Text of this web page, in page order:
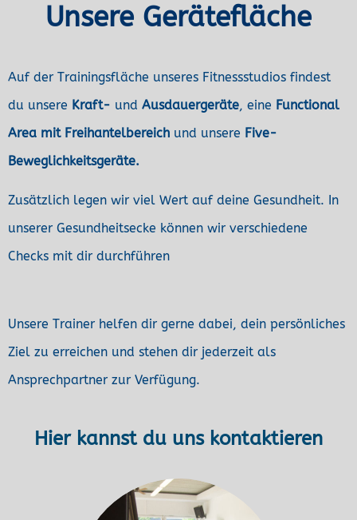
Unsere Gerätefläche
Auf der Trainingsfläche unseres Fitnessstudios findest
du unsere Kraft- und Ausdauergeräte, eine Functional
Area mit Freihantelbereich und unsere Five-
Beweglichkeitsgeräte.
Zusätzlich legen wir viel Wert auf deine Gesundheit. In
unserer Gesundheitsecke können wir verschiedene
Checks mit dir durchführen
Unsere Trainer helfen dir gerne dabei, dein persönliches
Ziel zu erreichen und stehen dir jederzeit als
Ansprechpartner zur Verfügung.
Hier kannst du uns kontaktieren